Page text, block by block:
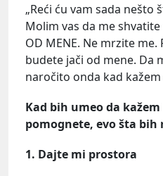
„Reći ću vam sada nešto
Molim vas da me shvatite
OD MENE. Ne mrzite
budete jači od mene. Da
naročito onda kad
Kad bih umeo da
pomognete, evo šta bih
1. Dajte mi prostora